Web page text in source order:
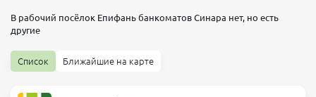
В рабочий посёлок Епифань банкоматов Синара нет, но есть
другие
Список Ближайшие на карте